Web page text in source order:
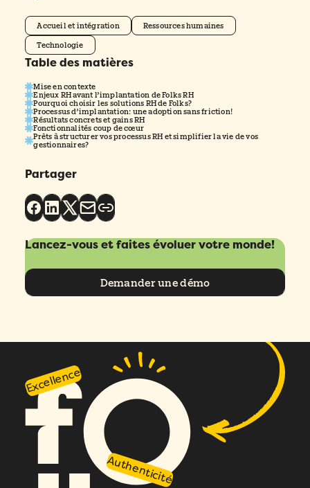
Accueil et intégration Ressources humaines
Technologie
Table des matières
Mise en contexte
Enjeux RH avant l’implantation de Folks RH
Pourquoi choisir les solutions RH de Folks?
Processus d’implantation: une adoption sans friction!
Résultats concrets et gains RH
Fonctionnalités coup de cœur
Prêts à structurer vos processus RH et simplifier la vie de vos
gestionnaires?
Partager
Lancez-vous et faites évoluer votre monde!
Demander une démo
Excellence
Authenticité